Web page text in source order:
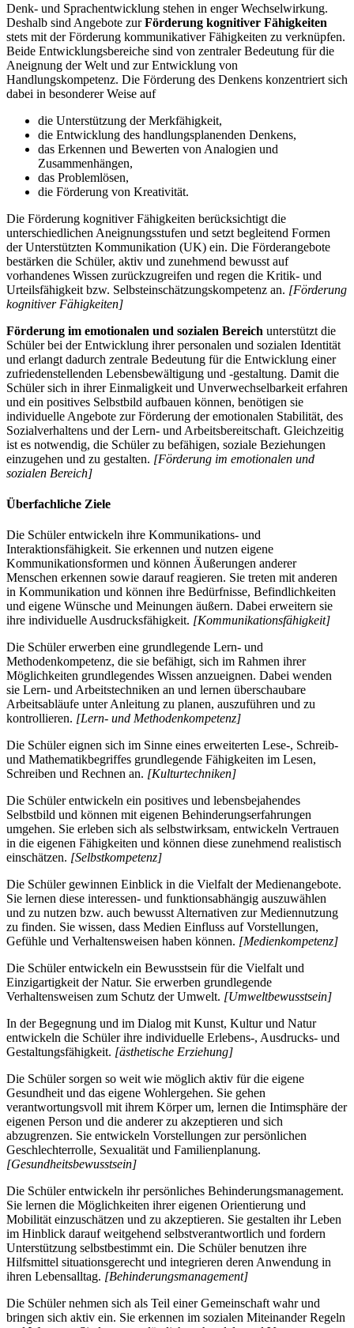
Denk- und Sprachentwicklung stehen in enger Wechselwirkung.
Deshalb sind Angebote zurFörderung kognitiver Fähigkeiten
stets mit der Förderung kommunikativer Fähigkeiten zu verknüpfen.
Beide Entwicklungsbereiche sind von zentraler Bedeutung für die
Aneignung der Welt und zur Entwicklung von
Handlungskompetenz. Die Förderung des Denkens konzentriert sich
dabei in besonderer Weise auf
die Unterstützung der Merkfähigkeit,
die Entwicklung des handlungsplanenden Denkens,
das Erkennen und Bewerten von Analogien und
Zusammenhängen,
das Problemlösen,
die Förderung von Kreativität.
Die Förderung kognitiver Fähigkeiten berücksichtigt die
unterschiedlichen Aneignungsstufen und setzt begleitend Formen
der Unterstützten Kommunikation (UK) ein. Die Förderangebote
bestärken die Schüler, aktiv und zunehmend bewusst auf
vorhandenes Wissen zurückzugreifen und regen die Kritik- und
Urteilsfähigkeit bzw. Selbsteinschätzungskompetenz an. [Förderung
kognitiver Fähigkeiten]
Förderung im emotionalen und sozialen Bereich unterstützt die
Schüler bei der Entwicklung ihrer personalen und sozialen Identität
und erlangt dadurch zentrale Bedeutung für die Entwicklung einer
zufriedenstellenden Lebensbewältigung und -gestaltung. Damit die
Schüler sich in ihrer Einmaligkeit und Unverwechselbarkeit erfahren
und ein positives Selbstbild aufbauen können, benötigen sie
individuelle Angebote zur Förderung der emotionalen Stabilität, des
Sozialverhaltens und der Lern- und Arbeitsbereitschaft. Gleichzeitig
ist es notwendig, die Schüler zu befähigen, soziale Beziehungen
einzugehen und zu gestalten. [Förderung im emotionalen und
sozialen Bereich]
Überfachliche Ziele
Die Schüler entwickeln ihre Kommunikations- und
Interaktionsfähigkeit. Sie erkennen und nutzen eigene
Kommunikationsformen und können Äußerungen anderer
Menschen erkennen sowie darauf reagieren. Sie treten mit anderen
in Kommunikation und können ihre Bedürfnisse, Befindlichkeiten
und eigene Wünsche und Meinungen äußern. Dabei erweitern sie
ihre individuelle Ausdrucksfähigkeit. [Kommunikationsfähigkeit]
Die Schüler erwerben eine grundlegende Lern- und
Methodenkompetenz, die sie befähigt, sich im Rahmen ihrer
Möglichkeiten grundlegendes Wissen anzueignen. Dabei wenden
sie Lern- und Arbeitstechniken an und lernen überschaubare
Arbeitsabläufe unter Anleitung zu planen, auszuführen und zu
kontrollieren. [Lern- und Methodenkompetenz]
Die Schüler eignen sich im Sinne eines erweiterten Lese-, Schreib-
und Mathematikbegriffes grundlegende Fähigkeiten im Lesen,
Schreiben und Rechnen an. [Kulturtechniken]
Die Schüler entwickeln ein positives und lebensbejahendes
Selbstbild und können mit eigenen Behinderungserfahrungen
umgehen. Sie erleben sich als selbstwirksam, entwickeln Vertrauen
in die eigenen Fähigkeiten und können diese zunehmend realistisch
einschätzen. [Selbstkompetenz]
Die Schüler gewinnen Einblick in die Vielfalt der Medienangebote.
Sie lernen diese interessen- und funktionsabhängig auszuwählen
und zu nutzen bzw. auch bewusst Alternativen zur Mediennutzung
zu finden. Sie wissen, dass Medien Einfluss auf Vorstellungen,
Gefühle und Verhaltensweisen haben können. [Medienkompetenz]
Die Schüler entwickeln ein Bewusstsein für die Vielfalt und
Einzigartigkeit der Natur. Sie erwerben grundlegende
Verhaltensweisen zum Schutz der Umwelt. [Umweltbewusstsein]
In der Begegnung und im Dialog mit Kunst, Kultur und Natur
entwickeln die Schüler ihre individuelle Erlebens-, Ausdrucks- und
Gestaltungsfähigkeit. [ästhetische Erziehung]
Die Schüler sorgen so weit wie möglich aktiv für die eigene
Gesundheit und das eigene Wohlergehen. Sie gehen
verantwortungsvoll mit ihrem Körper um, lernen die Intimsphäre der
eigenen Person und die anderer zu akzeptieren und sich
abzugrenzen. Sie entwickeln Vorstellungen zur persönlichen
Geschlechterrolle, Sexualität und Familienplanung.
[Gesundheitsbewusstsein]
Die Schüler entwickeln ihr persönliches Behinderungsmanagement.
Sie lernen die Möglichkeiten ihrer eigenen Orientierung und
Mobilität einzuschätzen und zu akzeptieren. Sie gestalten ihr Leben
im Hinblick darauf weitgehend selbstverantwortlich und fordern
Unterstützung selbstbestimmt ein. Die Schüler benutzen ihre
Hilfsmittel situationsgerecht und integrieren deren Anwendung in
ihren Lebensalltag. [Behinderungsmanagement]
Die Schüler nehmen sich als Teil einer Gemeinschaft wahr und
bringen sich aktiv ein. Sie erkennen im sozialen Miteinander Regeln